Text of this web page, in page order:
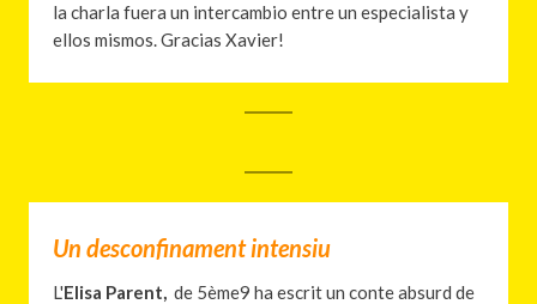
la charla fuera un intercambio entre un especialista y
ellos mismos. Gracias Xavier!
Un desconfinament intensiu
L'Elisa Parent, de 5ème9 ha escrit un conte absurd de